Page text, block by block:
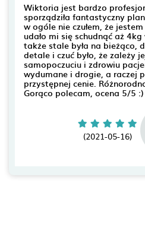
Wiktoria jest bardzo
sporządziła fantastyczny
w ogóle nie czułem, że
udało mi się schudnąć aż
także stale była na bieżąco,
detale i czuć było, że zależy
samopoczuciu i zdrowiu
wydumane i drogie, a raczej
przystępnej cenie.
Gorąco polecam, ocena 5/5 :)
(2021-05-16)